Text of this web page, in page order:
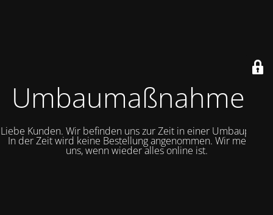
Umbaumaßnahmen
Liebe Kunden. Wir befinden uns zur Zeit in einer Umbauphase.
In der Zeit wird keine Bestellung angenommen. Wir melden
uns, wenn wieder alles online ist.